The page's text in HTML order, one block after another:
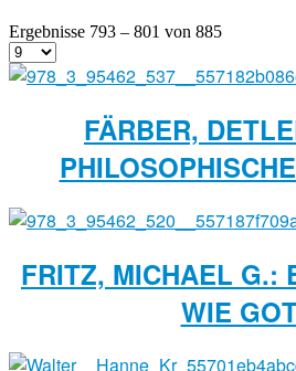
Ergebnisse 793 – 801 von 885
FÄRBER,
FRITZ, MICHAEL G.:
IE